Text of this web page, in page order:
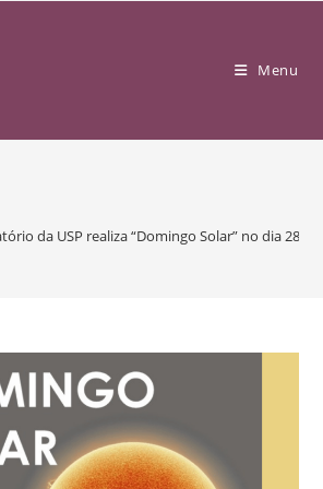
Menu
da USP realiza “Domingo Solar” no dia 28